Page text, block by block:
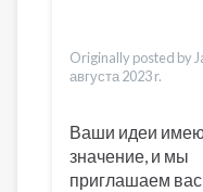
Originally posted by
августа 2023 r.
Ваши идеи
значение, и мы
приглашаем вас